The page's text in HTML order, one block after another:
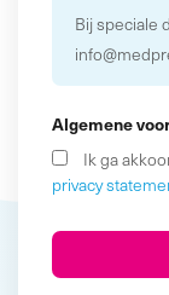
Bij speciale
Algemene
Ik ga
privacy